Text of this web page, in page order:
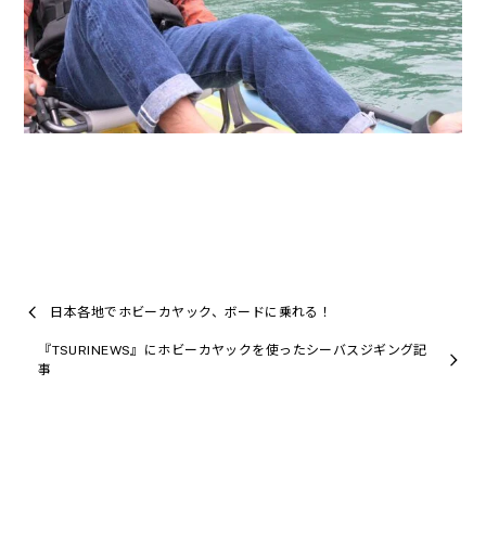
日本各地でホビーカヤック、ボードに乗れる！
『TSURINEWS』にホビーカヤックを使ったシーバスジギング記
事